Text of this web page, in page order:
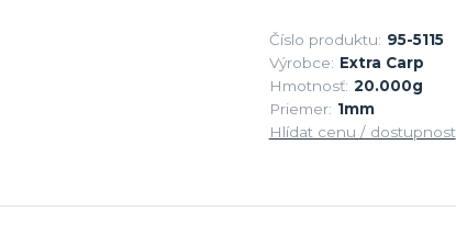
Číslo produktu: 95-5115
Výrobce: Extra Carp
Hmotnosť: 20.000g
Priemer: 1mm
Hlídat cenu / dostupnost